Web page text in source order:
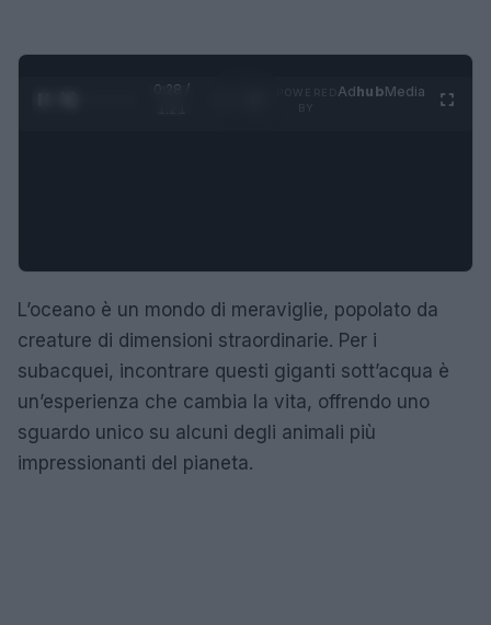
0:29 /
AdhubMedia
L’oceano è un mondo di meraviglie, popolato da
creature di dimensioni straordinarie. Per i
subacquei, incontrare questi giganti sott’acqua è
un’esperienza che cambia la vita, offrendo uno
sguardo unico su alcuni degli animali più
impressionanti del pianeta.